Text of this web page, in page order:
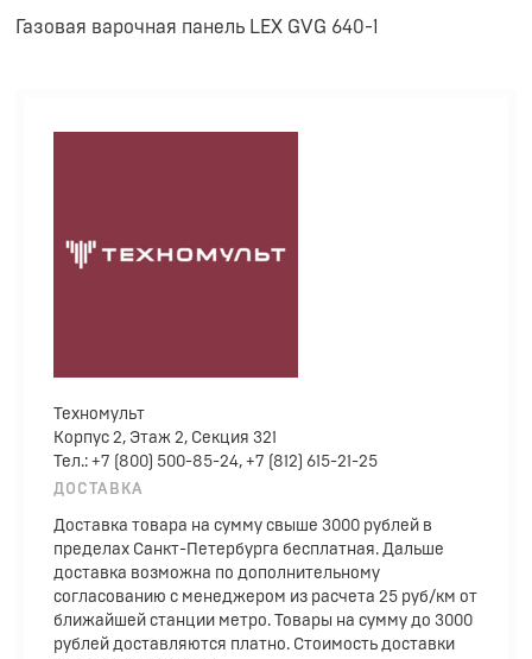
Газовая варочная панель LEX GVG 640-1
Техномульт
Корпус 2, Этаж 2, Секция 321
Тел.: +7 (800) 500-85-24, +7 (812) 615-21-25
ДОСТАВКА
Доставка товара на сумму свыше 3000 рублей в
пределах Санкт-Петербурга бесплатная. Дальше
доставка возможна по дополнительному
согласованию с менеджером из расчета 25 руб/км от
ближайшей станции метро. Товары на сумму до 3000
рублей доставляются платно. Стоимость доставки